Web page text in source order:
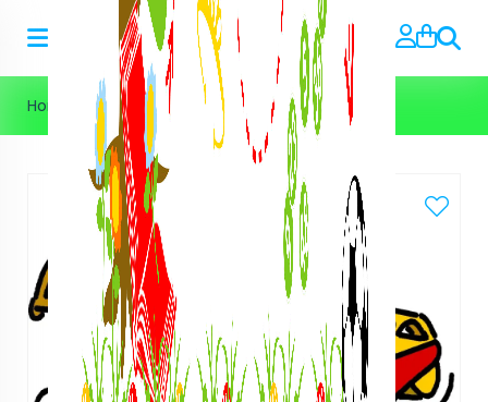
Home Speurtochten > Brandweer Speurtocht